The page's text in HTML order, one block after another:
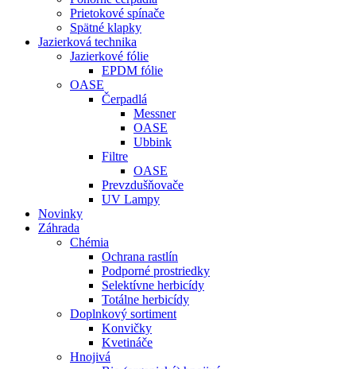
Prietokové spínače
Spätné klapky
Jazierková technika
Jazierkové fólie
EPDM fólie
OASE
Čerpadlá
Messner
OASE
Ubbink
Filtre
OASE
Prevzdušňovače
UV Lampy
Novinky
Záhrada
Chémia
Ochrana rastlín
Podporné prostriedky
Selektívne herbicídy
Totálne herbicídy
Doplnkový sortiment
Konvičky
Kvetináče
Hnojivá